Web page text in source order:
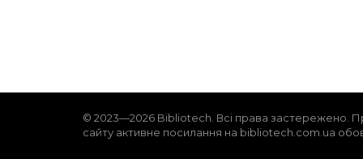
© 2023—2026 Bibliotech. Всі права застережено.
сайту активне посилання на bibliotech.com.ua